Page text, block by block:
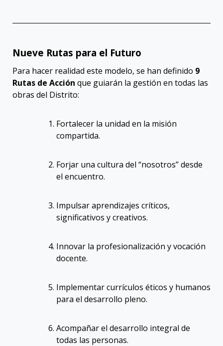
Nueve Rutas para el Futuro
Para hacer realidad este modelo, se han definido 9
Rutas de Acción que guiarán la gestión en todas las
obras del Distrito:
Fortalecer la unidad en la misión
compartida.
Forjar una cultura del “nosotros” desde
el encuentro.
Impulsar aprendizajes críticos,
significativos y creativos.
Innovar la profesionalización y vocación
docente.
Implementar currículos éticos y humanos
para el desarrollo pleno.
Acompañar el desarrollo integral de
todas las personas.